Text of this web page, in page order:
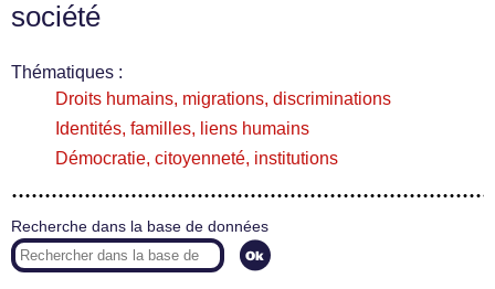
société
Thématiques :
Droits humains, migrations, discriminations
Identités, familles, liens humains
Démocratie, citoyenneté, institutions
Recherche dans la base de données